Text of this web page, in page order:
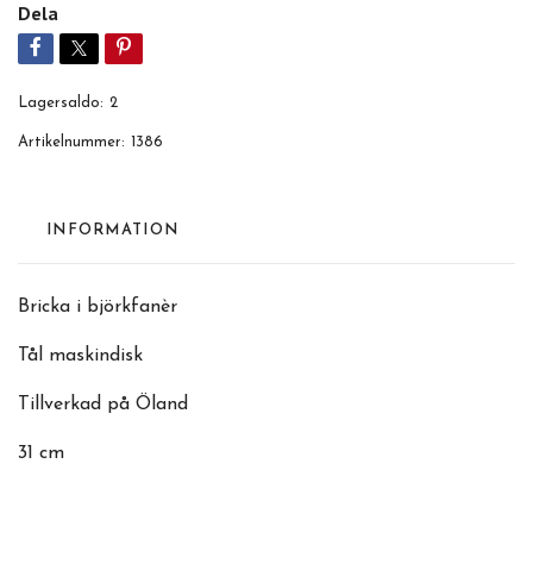
Dela
Lagersaldo: 2
Artikelnummer: 1386
INFORMATION
Bricka i björkfanèr
Tål maskindisk
Tillverkad på Öland
31 cm